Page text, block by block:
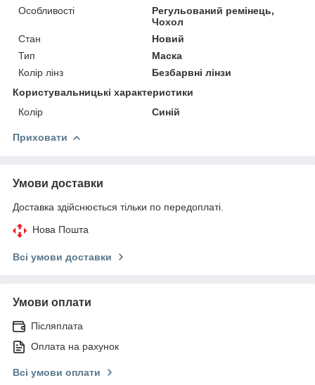
Особливості
Регульований ремінець,
Чохол
Стан
Новий
Тип
Маска
Колір лінз
Безбарвні лінзи
Користувальницькі характеристики
Колір
Синій
Приховати
Умови доставки
Доставка здійснюється тільки по передоплаті.
Нова Пошта
Всі умови доставки
Умови оплати
Післяплата
Оплата на рахунок
Всі умови оплати